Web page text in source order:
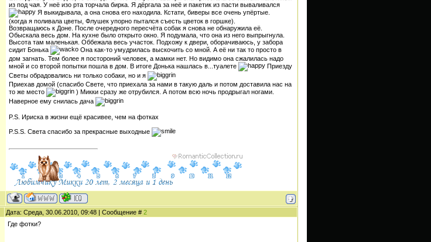
из под чая. У неё изо рта торчала бирка. Я дёргала за неё и пакетик из пасти вываливался
Я выкидывала, а она снова его находила. Кстати, биверы все очень упёртые.
(когда я поливала цветы, Флушек упорно пытался съесть цветок в горшке).
Возвращаюсь к Доне. После очередного пересчёта собак я снова не обнаружила её.
Обыскала весь дом. На кухне было открыто окно. Я подумала, что она из него выпрыгнула.
Высота там маленькая. Оббежала весь участок. Подхожу к двери, оборачиваюсь, у забора
сидит Бонька
Она как-то умудрилась выскочить со мной. А её ни так то просто в
дом загнать. Тем более я постороний человек, а мамки нет. Но видимо она сжалилась надо
мной и со второй попытки пошла в дом. В итоге Донька нашлась в...туалете
Приезду
Светы обрадовались ни только собаки, но и я
Приехав домой (спасибо Свете, что приехала за нами в такую даль и потом доставила нас на
то же место
) Микки сразу же отрубился. А потом всю ночь продрыгал ногами.
Наверное ему снилась дача
P.S. Ириска в жизни ещё красивее, чем на фотках
P.S.S. Света спасибо за прекрасные выходные
Дата: Среда, 30.06.2010, 09:48 | Сообщение # 2
Где фотки?